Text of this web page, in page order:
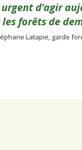
d’agir
forêts de
Latapie, garde